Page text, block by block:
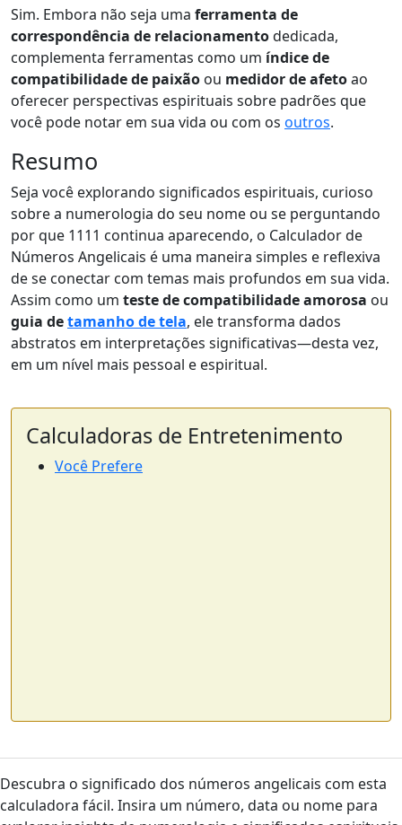
Sim. Embora não seja uma ferramenta de
correspondência de relacionamentodedicada,
complementa ferramentas como um índice de
compatibilidade de paixão ou medidor de afetoao
oferecer perspectivas espirituais sobre padrões que
você pode notar em sua vida ou com os outros.
Resumo
Seja você explorando significados espirituais, curioso
sobre a numerologia do seu nome ou se perguntando
por que 1111 continua aparecendo, o Calculador de
Números Angelicais é uma maneira simples e reflexiva
de se conectar com temas mais profundos em sua vida.
Assim como um teste de compatibilidade amorosa ou
guia detamanho de tela, ele transforma dados
abstratos em interpretações significativas—desta vez,
em um nível mais pessoal e espiritual.
Calculadoras de Entretenimento
Você Prefere
Descubra o significado dos números angelicais com esta
calculadora fácil. Insira um número, data ou nome para